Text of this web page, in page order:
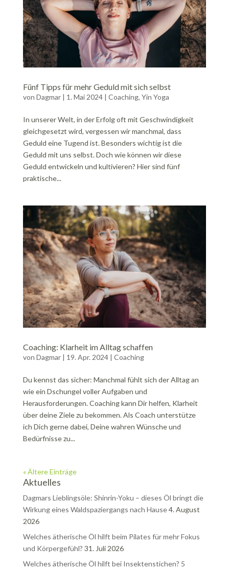
Fünf Tipps für mehr Geduld mit sich selbst
von Dagmar| 1. Mai 2024| Coaching, Yin Yoga
In unserer Welt, in der Erfolg oft mit Geschwindigkeit
gleichgesetzt wird, vergessen wir manchmal, dass
Geduld eine Tugend ist. Besonders wichtig ist die
Geduld mit uns selbst. Doch wie können wir diese
Geduld entwickeln und kultivieren? Hier sind fünf
praktische...
Coaching: Klarheit im Alltag schaffen
von Dagmar| 19. Apr. 2024| Coaching
Du kennst das sicher: Manchmal fühlt sich der Alltag an
wie ein Dschungel voller Aufgaben und
Herausforderungen. Coaching kann Dir helfen, Klarheit
über deine Ziele zu bekommen. Als Coach unterstütze
ich Dich gerne dabei, Deine wahren Wünsche und
Bedürfnisse zu...
« Ältere Einträge
Aktuelles
Dagmars Lieblingsöle: Shinrin-Yoku – dieses Öl bringt die
Wirkung eines Waldspaziergangs nach Hause4. August
2026
Welches ätherische Öl hilft beim Pilates für mehr Fokus
und Körpergefühl? 31. Juli 2026
Welches ätherische Öl hilft bei Insektenstichen? 5